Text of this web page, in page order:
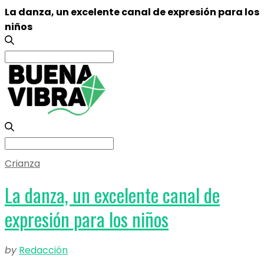
La danza, un excelente canal de expresión para los
niños
Search
for:
Search
for:
Crianza
La danza, un excelente canal de
expresión para los niños
by Redacción